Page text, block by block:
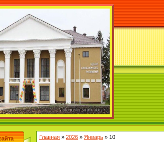
Главная » 2026 » Январь » 10